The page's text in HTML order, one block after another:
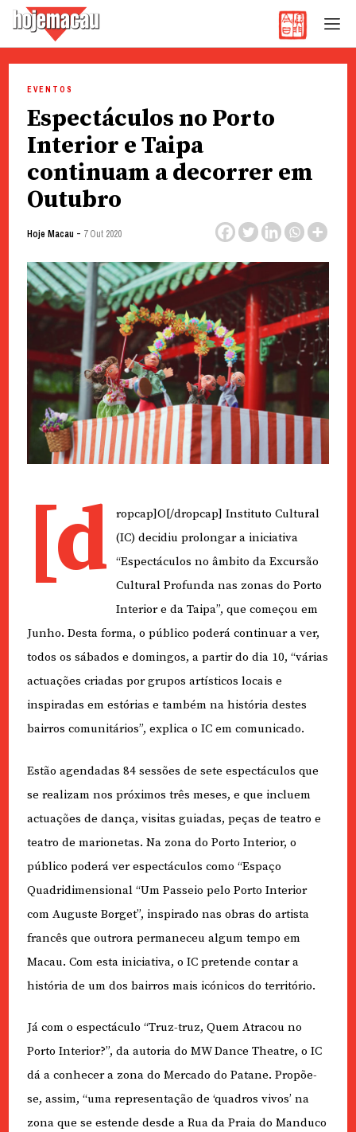
content
EVENTOS
Espectáculos no Porto
Interior e Taipa
continuam a decorrer em
Outubro
Hoje Macau - 7 Out 2020
[d
ropcap]O[/dropcap] Instituto Cultural
(IC) decidiu prolongar a iniciativa
“Espectáculos no âmbito da Excursão
Cultural Profunda nas zonas do Porto
Interior e da Taipa”, que começou em
Junho. Desta forma, o público poderá continuar a ver,
todos os sábados e domingos, a partir do dia 10, “várias
actuações criadas por grupos artísticos locais e
inspiradas em estórias e também na história destes
bairros comunitários”, explica o IC em comunicado.
Estão agendadas 84 sessões de sete espectáculos que
se realizam nos próximos três meses, e que incluem
actuações de dança, visitas guiadas, peças de teatro e
teatro de marionetas. Na zona do Porto Interior, o
público poderá ver espectáculos como “Espaço
Quadridimensional “Um Passeio pelo Porto Interior
com Auguste Borget”, inspirado nas obras do artista
francês que outrora permaneceu algum tempo em
Macau. Com esta iniciativa, o IC pretende contar a
história de um dos bairros mais icónicos do território.
Já com o espectáculo “Truz-truz, Quem Atracou no
Porto Interior?”, da autoria do MW Dance Theatre, o IC
dá a conhecer a zona do Mercado do Patane. Propõe-
se, assim, “uma representação de ‘quadros vivos’ na
zona que se estende desde a Rua da Praia do Manduco